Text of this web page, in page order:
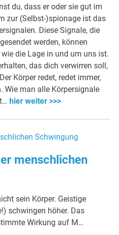
du, dass er oder sie gut im
zur (Selbst-)spionage ist das
Diese Signale, die
werden, können
die Lage in und um uns ist.
das dich verwirren soll,
Körper redet, redet immer,
Wie man alle Körpersignale
hier weiter >>>
menschlichen
sein Körper. Geistige
schwingen höher. Das
Wirkung auf M…